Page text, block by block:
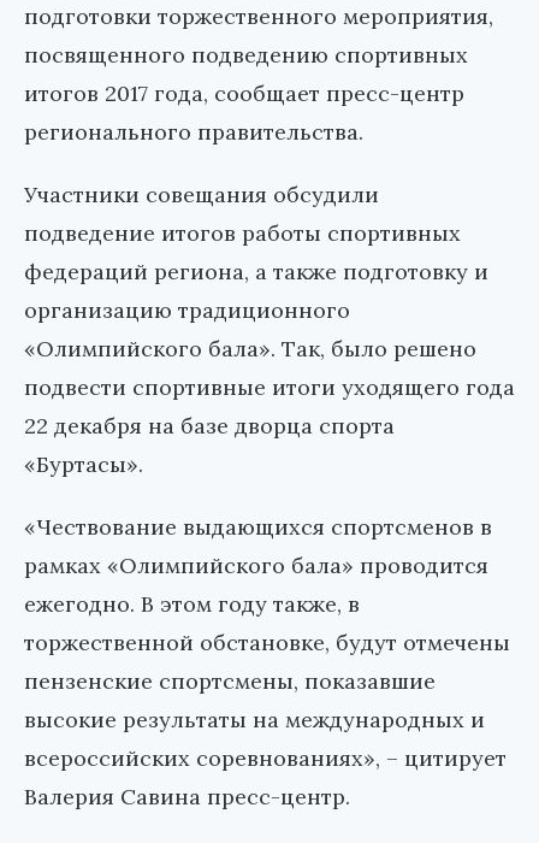
подготовки торжественного мероприятия,
посвященного подведению спортивных
итогов 2017 года, сообщает пресс-центр
регионального правительства.
Участники совещания обсудили
подведение итогов работы спортивных
федераций региона, а также подготовку и
организацию традиционного
«Олимпийского бала». Так, было решено
подвести спортивные итоги уходящего года
22 декабря на базе дворца спорта
«Буртасы».
«Чествование выдающихся спортсменов в
рамках «Олимпийского бала» проводится
ежегодно. В этом году также, в
торжественной обстановке, будут отмечены
пензенские спортсмены, показавшие
высокие результаты на международных и
всероссийских соревнованиях», – цитирует
Валерия Савина пресс-центр.